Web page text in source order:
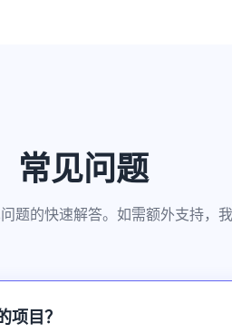
常见问题
的快速解答。如需额外支持，
项目？